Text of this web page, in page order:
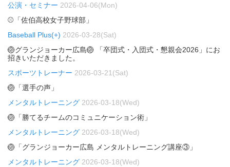
公演・セミナー 2026-04-06(Mon)
⚾「佐伯高校女子野球部」
Baseball Plus(+) 2026-03-28(Sat)
🏐グランジョーカー広島🏐 「卒団式・入団式・懇親会2026」にお
招きいただきました。
スポーツトレーナー 2026-03-21(Sat)
🏐「選手の声」
メンタルトレーニング 2026-03-18(Wed)
🏐「勝てるチームのコミュニケーション術」
メンタルトレーニング 2026-03-18(Wed)
🏐「グランジョーカー広島 メンタルトレーニング講座③」
メンタルトレーニング 2026-03-18(Wed)